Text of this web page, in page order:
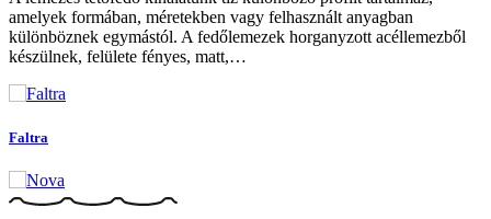
amelyek formában, méretekben vagy felhasznált anyagban
különböznek egymástól. A fedőlemezek horganyzott acéllemezből
készülnek, felülete fényes, matt,…
Faltra